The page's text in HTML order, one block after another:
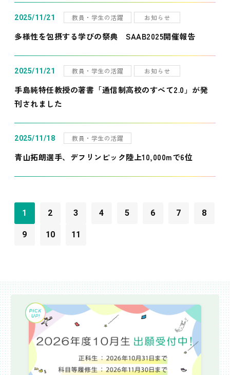
2025/11/21 教員・学生の活躍 お知らせ
多様性を包摂する学びの祭典 SAAB2025開催報告
2025/11/21 教員・学生の活躍 お知らせ
手島純特任教授の著書「通信制高校のすべて2.0」が発
刊されました
2025/11/18 教員・学生の活躍
青山拓朗選手、デフリンピック陸上10,000mで6位
1 2 3 4 5 6 7 8
9 10 11